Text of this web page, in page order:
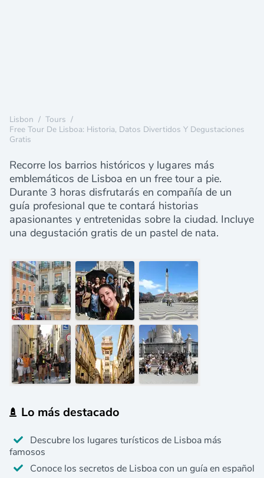
Lisbon / Tours /
Free Tour De Lisboa: Historia, Datos Divertidos Y Degustaciones
Gratis
Recorre los barrios históricos y lugares más
emblemáticos de Lisboa en un free tour a pie.
Durante 3 horas disfrutarás en compañía de un
guía profesional que te contará historias
apasionantes y entretenidas sobre la ciudad. Incluye
una degustación gratis de un pastel de nata.
Lo más destacado
Descubre los lugares turísticos de Lisboa más
famosos
Conoce los secretos de Lisboa con un guía en español